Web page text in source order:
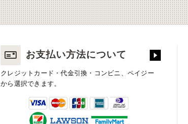
お支払い方法について
クレジットカード・代金引換・コンビニ、ペイジー
から選択できます。